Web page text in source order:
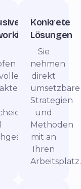
Konkrete
Lösungen
Sie
nehmen
direkt
umsetzbare
Strategien
und
Methoden
mit an
Ihren
Arbeitsplatz.